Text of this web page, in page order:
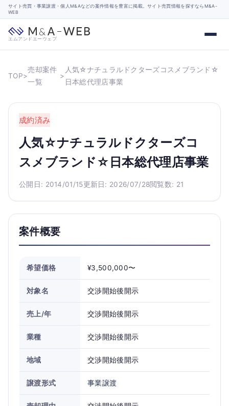
サイト売買・事業譲渡・個人M&Aなどの案件情報を豊富に掲載。サイト売買情報を探すならM&A-
WEB
エムアンドエーウェブ
TOP>
売却案件
一覧
>
人気☆ナチュラルドクターズコスメブランド☆
日本総代理店事業
成約済み
人気☆ナチュラルドクターズコ
スメブランド☆日本総代理店事業
公開日: 2014/01/15更新日: 2026/07/28閲覧数: 21
案件概要
希望価格 ¥3,500,000〜
対象名 交渉開始後開示
売上/年 交渉開始後開示
業種 交渉開始後開示
地域 交渉開始後開示
譲渡形式 事業譲渡